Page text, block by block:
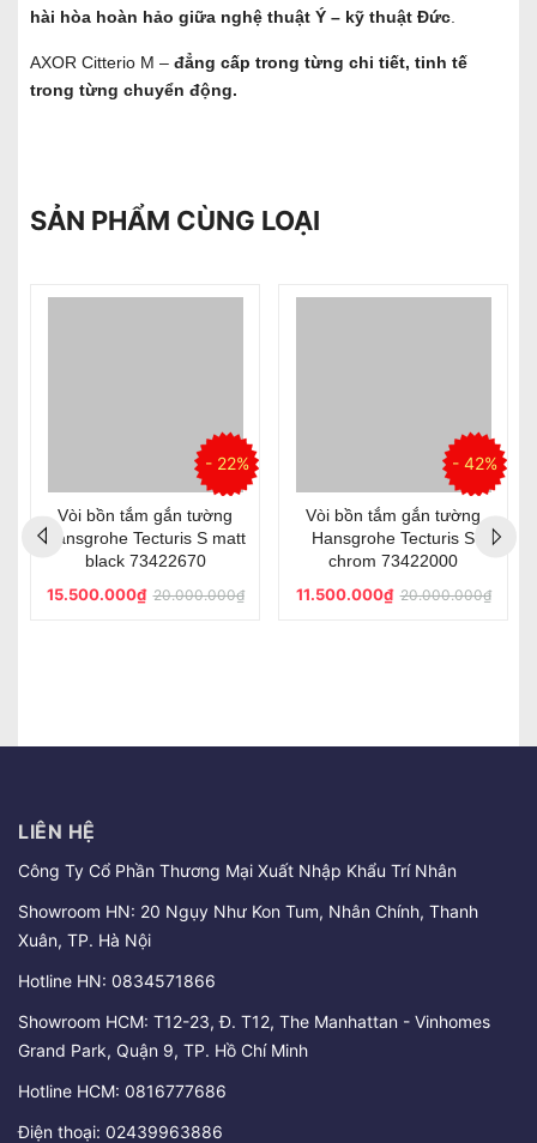
hài hòa hoàn hảo giữa nghệ thuật Ý – kỹ thuật Đức
AXOR Citterio M – đẳng cấp trong từng chi tiết, tinh tế
trong từng chuyển động.
SẢN PHẨM CÙNG LOẠI
- 22%
Vòi bồn tắm gắn tường
Hansgrohe Tecturis S matt
black 73422670
15.500.000₫20.000.000₫
- 42%
Vòi bồn tắm gắn tường
Hansgrohe Tecturis S
chrom 73422000
11.500.000₫20.000.000₫
LIÊN HỆ
Công Ty Cổ Phần Thương Mại Xuất Nhập Khẩu Trí Nhân
Showroom HN: 20 Ngụy Như Kon Tum, Nhân Chính, Thanh
Xuân, TP. Hà Nội
Hotline HN: 0834571866
Showroom HCM: T12-23, Đ. T12, The Manhattan - Vinhomes
Grand Park, Quận 9, TP. Hồ Chí Minh
Hotline HCM: 0816777686
Điện thoại: 02439963886